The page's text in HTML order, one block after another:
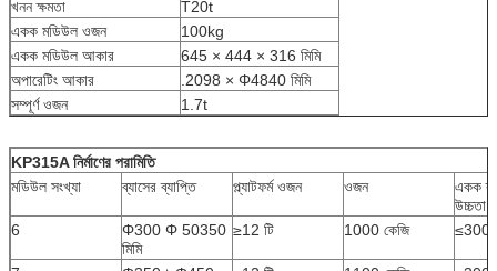
খনন ক্ষমতা
T20t
একক মডিউল ওজন
100kg
একক মডিউল আকার
645 × 444 × 316 মিমি
অপারেটিং আকার
.2098 × Φ4840 মিমি
সম্পূর্ণ ওজন
1.7t
KP315A নির্মাণের পরামিতি
মডিউল সংখ্যা
ব্যাসের ব্যাপ্তি প্ল্যাটফর্ম ওজন ওজন
একক
উচ্চতা
6
Φ300 Φ 50350
মিমি
≥12 টি 1000 কেজি ≤300